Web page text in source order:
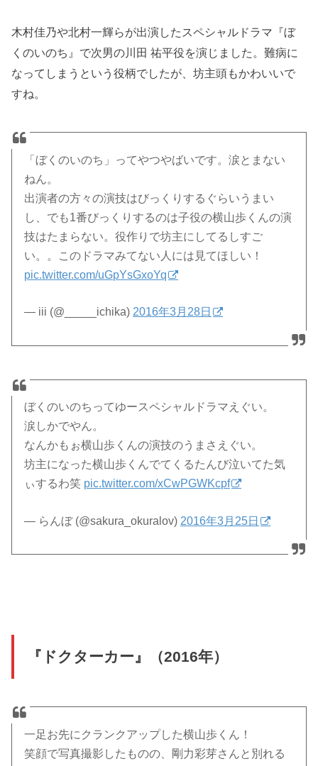
木村佳乃や北村一輝らが出演したスペシャルドラマ『ぼ
くのいのち』で次男の川田 祐平役を演じました。難病に
なってしまうという役柄でしたが、坊主頭もかわいいで
すね。
「ぼくのいのち」ってやつやばいです。涙とまない
ねん。
出演者の方々の演技はびっくりするぐらいうまい
し、でも1番びっくりするのは子役の横山歩くんの演
技はたまらない。役作りで坊主にしてるしすご
い。。このドラマみてない人には見てほしい！
pic.twitter.com/uGpYsGxoYq
— iii (@_____ichika) 2016年3月28日
ぼくのいのちってゆースペシャルドラマえぐい。
涙しかでやん。
なんかもぉ横山歩くんの演技のうまさえぐい。
坊主になった横山歩くんでてくるたんび泣いてた気
ぃするわ笑 pic.twitter.com/xCwPGWKcpf
— らんぼ (@sakura_okuralov) 2016年3月25日
『ドクターカー』（2016年）
一足お先にクランクアップした横山歩くん！
笑顔で写真撮影したものの、剛力彩芽さんと別れる